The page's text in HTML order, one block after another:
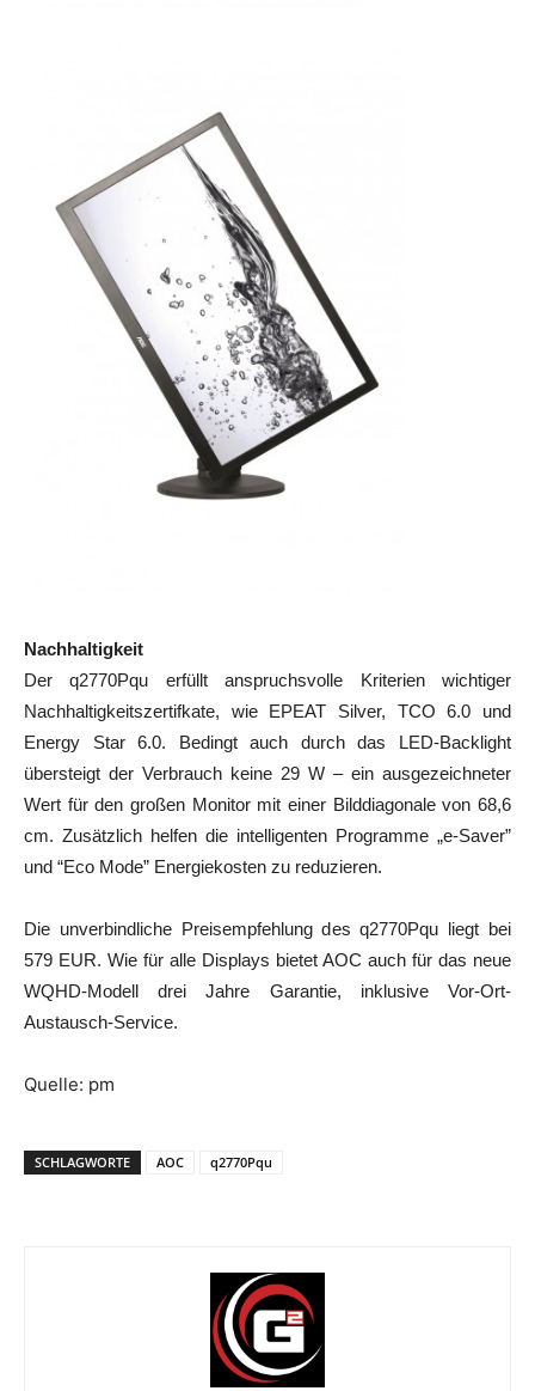
Nachhaltigkeit
Der q2770Pqu erfüllt anspruchsvolle Kriterien wichtiger
Nachhaltigkeitszertifkate, wie EPEAT Silver, TCO 6.0 und
Energy Star 6.0. Bedingt auch durch das LED-Backlight
übersteigt der Verbrauch keine 29 W – ein ausgezeichneter
Wert für den großen Monitor mit einer Bilddiagonale von 68,6
cm. Zusätzlich helfen die intelligenten Programme „e-Saver”
und “Eco Mode” Energiekosten zu reduzieren.
Die unverbindliche Preisempfehlung des q2770Pqu liegt bei
579 EUR. Wie für alle Displays bietet AOC auch für das neue
WQHD-Modell drei Jahre Garantie, inklusive Vor-Ort-
Austausch-Service.
Quelle: pm
SCHLAGWORTE AOC q2770Pqu